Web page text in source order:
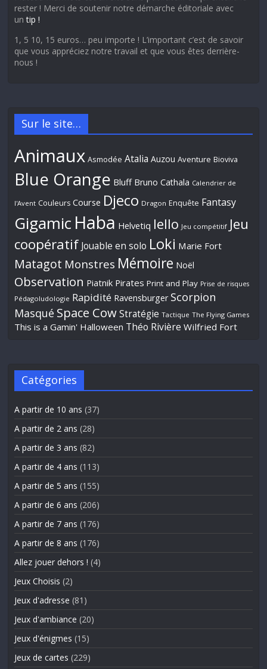
rester ! Merci de soutenir notre démarche éditoriale avec
untip !
1, 5 10, 15 euros… peu importe ! L’important c’est de savoir
que vous appréciez notre travail et que vous êtes derrière-
nous !
Sur le site…
Animaux Asmodée Atalia Auzou Aventure Bioviva
Blue Orange Bluff Bruno Cathala Calendrier de
l'Avent Couleurs Course Djeco Dragon Enquête Fantasy
Gigamic Haba Helvetiq Iello Jeu compétitif Jeu
coopératif Jouable en solo Loki Marie Fort
Matagot Monstres Mémoire Noël
Observation Piatnik Pirates Print and Play Prise de risques
Pédagoludologie Rapidité Ravensburger Scorpion
Masqué Space Cow Stratégie Tactique The Flying Games
This is a Gamin' Halloween Théo Rivière Wilfried Fort
Catégories
A partir de 10 ans (37)
A partir de 2 ans (28)
A partir de 3 ans (82)
A partir de 4 ans (113)
A partir de 5 ans (155)
A partir de 6 ans (206)
A partir de 7 ans (176)
A partir de 8 ans (176)
Allez jouer dehors ! (4)
Jeux Choisis (2)
Jeux d'adresse (81)
Jeux d'ambiance (20)
Jeux d'énigmes (15)
Jeux de cartes (229)